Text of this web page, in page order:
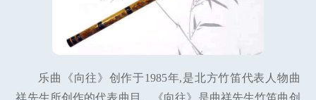
乐曲《向往》创作于1985年,是北方竹笛代表人物曲
祥先生所创作的代表曲目。《向往》是曲祥先生竹笛曲创